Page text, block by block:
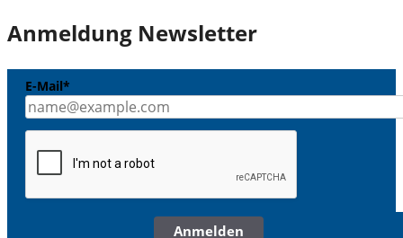
Anmeldung Newsletter
E-Mail*
Anmelden